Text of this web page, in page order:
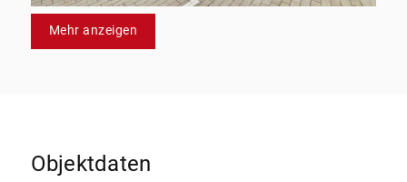
Mehr anzeigen
Objektdaten